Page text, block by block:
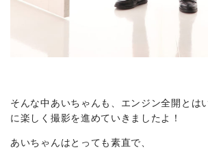
そんな中あいちゃんも、エンジン全開とは
に楽しく撮影を進めていきましたよ！
あいちゃんはとっても素直で、